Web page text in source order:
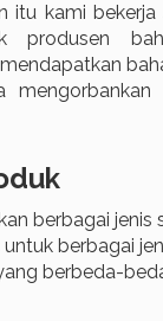
itu kami
produsen
mengorbankan
berbagai jenis
berbagai
berbeda-